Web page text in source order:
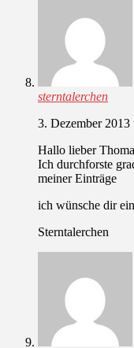
sterntalerchen
3. Dezember
Hallo lieber
Ich durchforste
meiner Einträge
ich wünsche dir
Sterntalerchen